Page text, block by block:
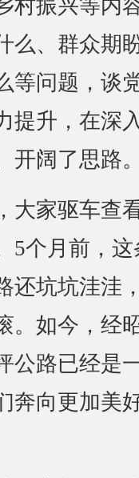
村振兴等内
么、群众期
等问题，谈
提升，在深
开阔了思路
家驱车查
5个月前，这
还坑坑洼洼
。如今，经
公路已经是
奔向更加美